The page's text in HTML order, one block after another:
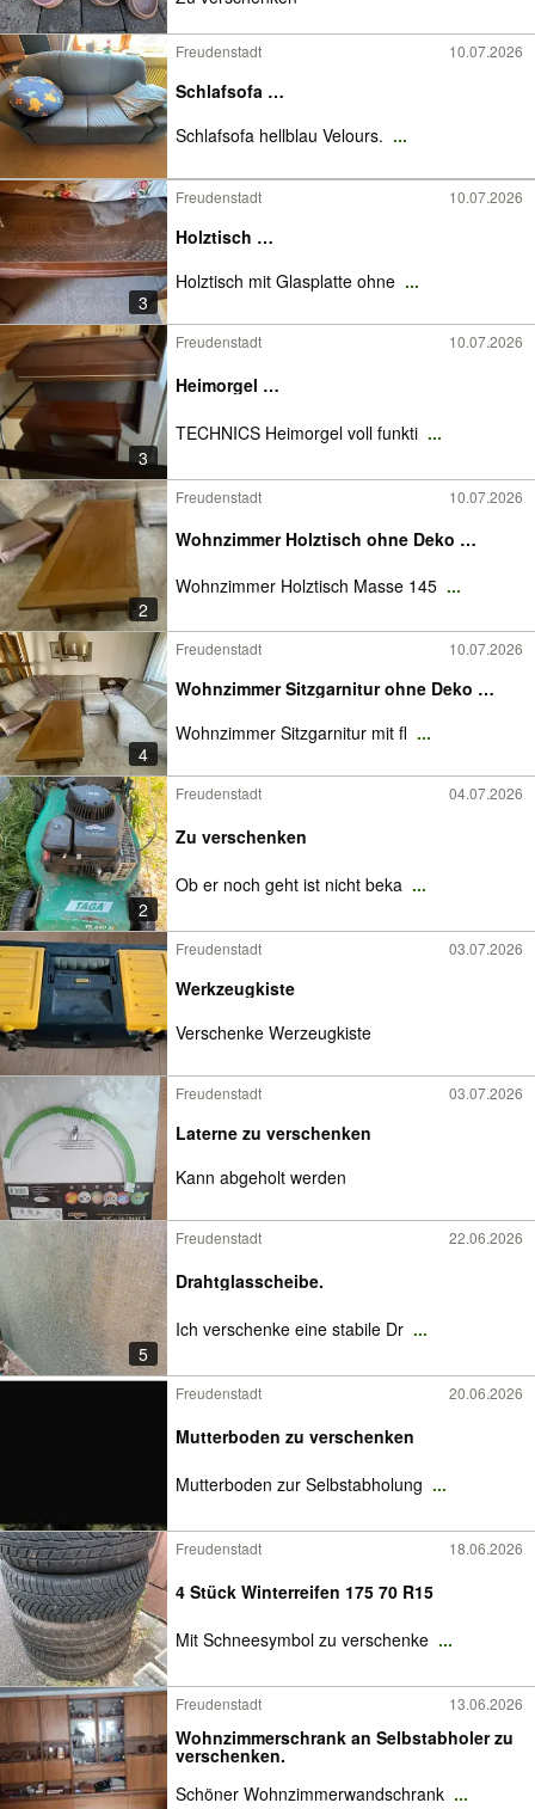
Freudenstadt 10.07.2026
Schlafsofa …
Schlafsofa hellblau Velours. ...
3
Freudenstadt 10.07.2026
Holztisch …
Holztisch mit Glasplatte ohne ...
3
Freudenstadt 10.07.2026
Heimorgel …
TECHNICS Heimorgel voll funkti ...
2
Freudenstadt 10.07.2026
Wohnzimmer Holztisch ohne Deko …
Wohnzimmer Holztisch Masse 145 ...
4
Freudenstadt 10.07.2026
Wohnzimmer Sitzgarnitur ohne Deko …
Wohnzimmer Sitzgarnitur mit fl ...
2
Freudenstadt 04.07.2026
Zu verschenken
Ob er noch geht ist nicht beka ...
Freudenstadt 03.07.2026
Werkzeugkiste
Verschenke Werzeugkiste
Freudenstadt 03.07.2026
Laterne zu verschenken
Kann abgeholt werden
5
Freudenstadt 22.06.2026
Drahtglasscheibe.
Ich verschenke eine stabile Dr ...
Freudenstadt 20.06.2026
Mutterboden zu verschenken
Mutterboden zur Selbstabholung ...
Freudenstadt 18.06.2026
4 Stück Winterreifen 175 70 R15
Mit Schneesymbol zu verschenke ...
Freudenstadt 13.06.2026
Wohnzimmerschrank an Selbstabholer zu
verschenken.
Schöner Wohnzimmerwandschrank ...